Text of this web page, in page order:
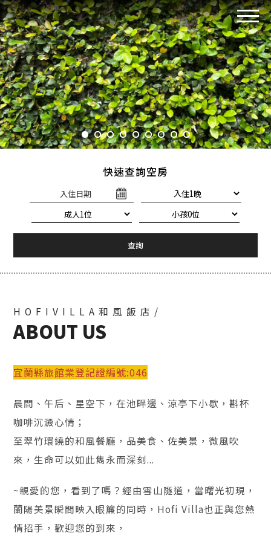
快速查詢空房
入住日期
查詢
HOFIVILLA和風飯店/
ABOUT US
宜蘭縣旅館業登記證編號:046
晨間、午后、星空下，在池畔邊、涼亭下小歇，斟杯
咖啡沉澱心情；
至翠竹環繞的和風餐廳，品美食、佐美景，微風吹
來，生命可以如此雋永而深刻...
~親愛的您，看到了嗎？經由雪山隧道，當曙光初現，
蘭陽美景瞬間映入眼簾的同時，Hofi Villa也正與您熱
情招手，歡迎您的到來，